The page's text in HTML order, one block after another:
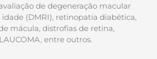
de degeneração macular
(DMRI), retinopatia diabética,
mácula, distrofias de retina,
entre outros.